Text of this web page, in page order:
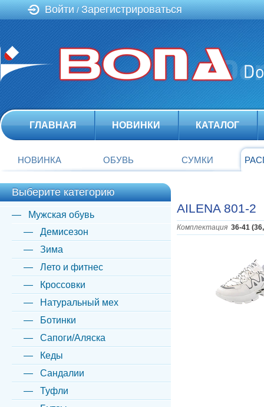
Войти / Зарегистрироваться
ГЛАВНАЯ НОВИНКИ КАТАЛОГ
НОВИНКА ОБУВЬ СУМКИ
AILENA 801-2
Комплектация 36-41
Выберите категорию
Мужская обувь
Демисезон
Зима
Лето и фитнес
Кроссовки
Натуральный мех
Ботинки
Сапоги/Аляска
Кеды
Сандалии
Туфли